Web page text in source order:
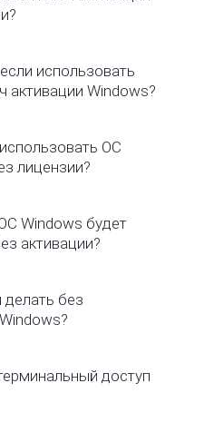
использовать
активации Windows?
ОС
лицензии?
Windows будет
активации?
делать без
доступ